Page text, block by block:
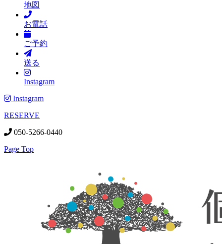
地図
お電話
ご予約
送る
Instagram
Instagram
RESERVE
050-5266-0440
Page Top